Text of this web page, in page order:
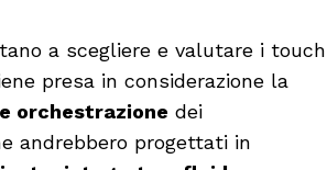
a scegliere e valutare i
presa in considerazione la
orchestrazione dei
andrebbero progettati in